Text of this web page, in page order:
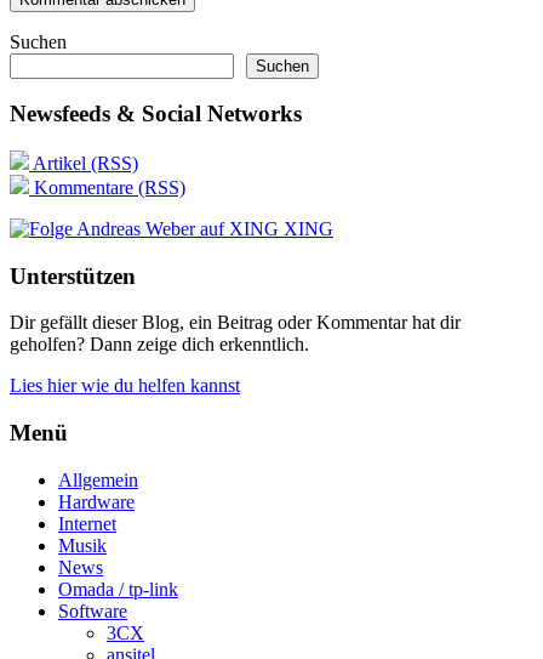
Suchen
Suchen
Newsfeeds & Social Networks
Artikel (RSS)
Kommentare (RSS)
XING
Unterstützen
Dir gefällt dieser Blog, ein Beitrag oder Kommentar hat dir
geholfen? Dann zeige dich erkenntlich.
Lies hier wie du helfen kannst
Menü
Allgemein
Hardware
Internet
Musik
News
Omada / tp-link
Software
3CX
ansitel